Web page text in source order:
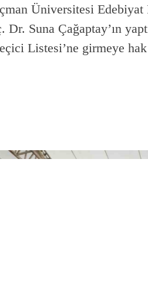
Üniversitesi
Suna Çağaptay’ın
Listesi’ne girmeye hak